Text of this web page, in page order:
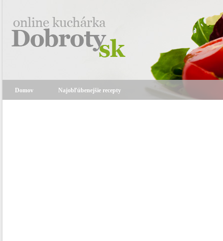
Domov Najobľúbenejšie recepty